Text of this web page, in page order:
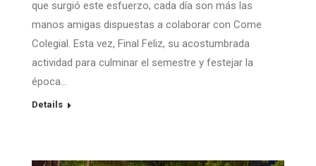
que surgió este esfuerzo, cada día son más las
manos amigas dispuestas a colaborar con Come
Colegial. Esta vez, Final Feliz, su acostumbrada
actividad para culminar el semestre y festejar la
época…
Details